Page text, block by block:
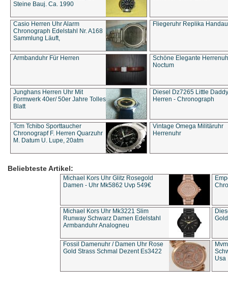
Steine Bauj. Ca. 1990
Casio Herren Uhr Alarm
Chronograph Edelstahl Nr. A168
Sammlung Läuft,
Fliegeruhr Replika
Armbanduhr Für Herren
Schöne Elegante
Noctum
Junghans Herren Uhr Mit
Formwerk 40er/ 50er Jahre Tolles
Blatt
Diesel Dz7265 Little Daddy
Herren - Chronograph
Tcm Tchibo Sporttaucher
Chronograpf F. Herren Quarzuhr
M. Datum U. Lupe, 20atm
Vintage Omega Militäruhr
Herrenuhr
Beliebteste Artikel:
Michael Kors Uhr Glitz Rosegold
Damen - Uhr Mk5862 Uvp 549€
Michael Kors Uhr Mk3221 Slim
Runway Schwarz Damen Edelstahl
Armbanduhr Analogneu
Fossil Damenuhr / Damen Uhr Rose
Gold Strass Schmal Dezent Es3422
Usa